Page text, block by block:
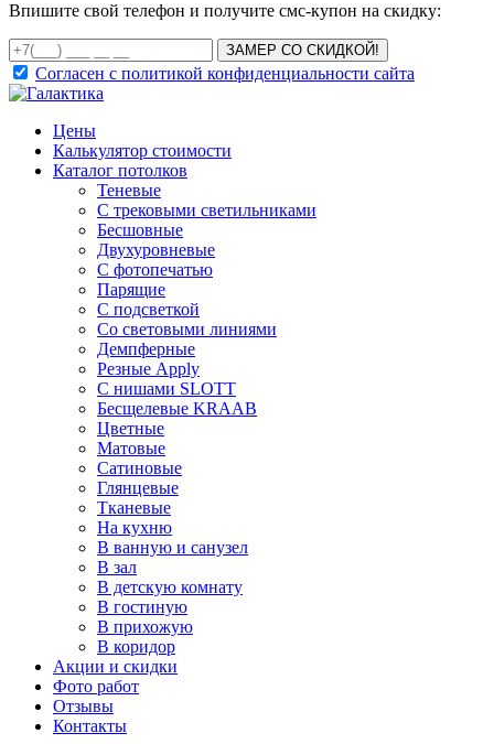
Впишите свой телефон и получите смс-купон на скидку:
ЗАМЕР СО СКИДКОЙ!
Согласен с политикой конфиденциальности сайта
Цены
Калькулятор стоимости
Каталог потолков
Теневые
С трековыми светильниками
Бесшовные
Двухуровневые
С фотопечатью
Парящие
С подсветкой
Со световыми линиями
Демпферные
Резные Apply
С нишами SLOTT
Бесщелевые KRAAB
Цветные
Матовые
Сатиновые
Глянцевые
Тканевые
На кухню
В ванную и санузел
В зал
В детскую комнату
В гостиную
В прихожую
В коридор
Акции и скидки
Фото работ
Отзывы
Контакты